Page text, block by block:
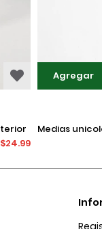
$24.99
Agregar
medias unicolores invisibles con ajuste y